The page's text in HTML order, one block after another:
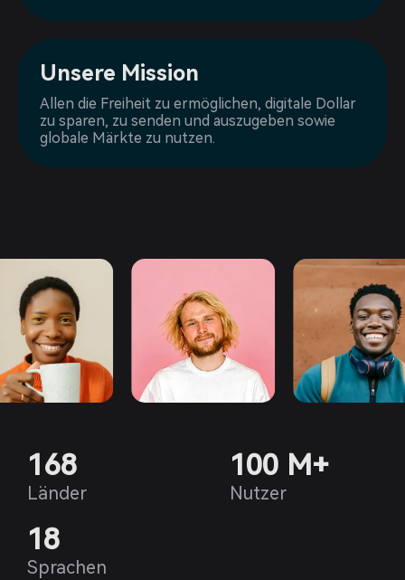
Unsere Mission
Allen die Freiheit zu ermöglichen, digitale Dollar
zu sparen, zu senden und auszugeben sowie
globale Märkte zu nutzen.
168
Länder
100 M+
Nutzer
18
Sprachen